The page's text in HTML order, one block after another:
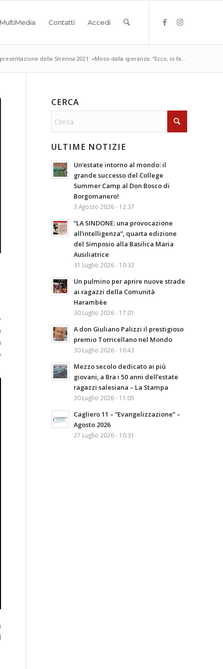
MultiMedia Contatti Accedi
della Strenna 2021: «Mossi dalla speranza: “Ecco, io fa...
CERCA
ULTIME NOTIZIE
Un’estate intorno al mondo: il
grande successo del College
Summer Camp al Don Bosco di
Borgomanero!
3 Agosto 2026 - 12:37
“LA SINDONE: una provocazione
all’intelligenza”, quarta edizione
del Simposio alla Basilica Maria
Ausiliatrice
31 Luglio 2026 - 10:32
Un pulmino per aprire nuove strade
ai ragazzi della Comunità
Harambèe
30 Luglio 2026 - 17:01
A don Giuliano Palizzi il prestigioso
premio Torricellano nel Mondo
30 Luglio 2026 - 16:43
Mezzo secolo dedicato ai più
giovani, a Bra i 50 anni dell’estate
ragazzi salesiana – La Stampa
30 Luglio 2026 - 11:05
Cagliero 11 – “Evangelizzazione” –
Agosto 2026
27 Luglio 2026 - 10:31